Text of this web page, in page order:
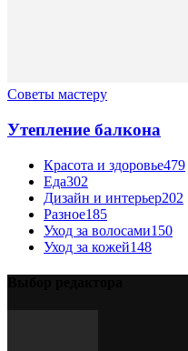
Советы мастеру
Утепление балкона
Красота и здоровье479
Еда302
Дизайн и интерьер202
Разное185
Уход за волосами150
Уход за кожей148